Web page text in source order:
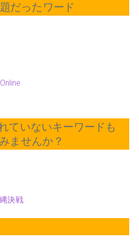
だったワード
ていないキーワードも
ませんか？
決戦